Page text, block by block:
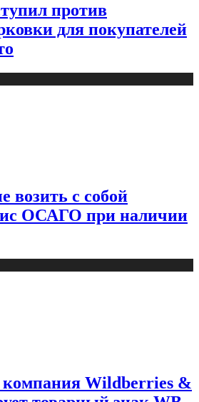
против
для покупателей
возить с собой
ОСАГО при наличии
компания Wildberries &